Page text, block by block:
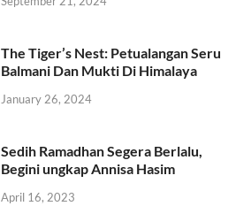
The Tiger’s Nest: Petualangan Seru
Balmani Dan Mukti Di Himalaya
January 26, 2024
Sedih Ramadhan Segera Berlalu,
Begini ungkap Annisa Hasim
April 16, 2023